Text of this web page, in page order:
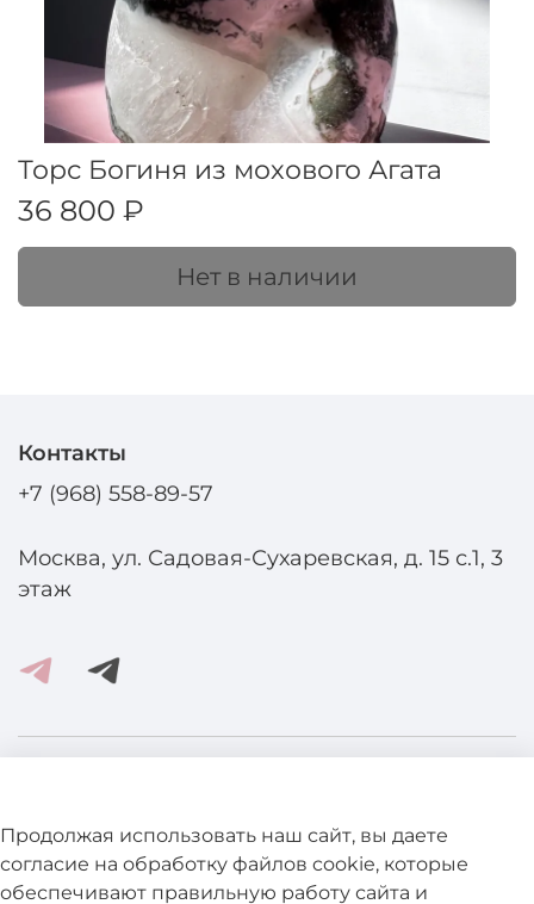
Торс Богиня из мохового Агата
36 800 ₽
Нет в наличии
Подробнее о магазине
Контакты
+7 (968) 558-89-57
Москва, ул. Садовая-Сухаревская, д. 15 с.1, 3
этаж
Продолжая использовать наш сайт, вы даете
согласие на обработку файлов cookie, которые
обеспечивают правильную работу сайта и